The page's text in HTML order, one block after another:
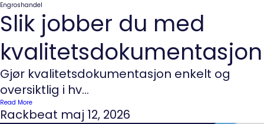
Engroshandel
Slik jobber du med
kvalitetsdokumentasjon
Gjør kvalitetsdokumentasjon enkelt og
oversiktlig i hv...
Read More
Rackbeat maj 12, 2026